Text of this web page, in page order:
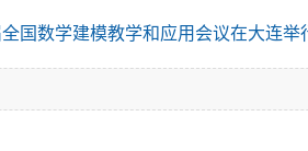
国数学建模教学和应用会议在大连举